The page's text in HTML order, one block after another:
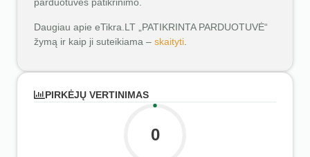
parduotuvės patikrinimo.
Daugiau apie eTikra.LT „PATIKRINTA PARDUOTUVĖ“
žymą ir kaip ji suteikiama – skaityti
PIRKĖJŲ VERTINIMAS
0